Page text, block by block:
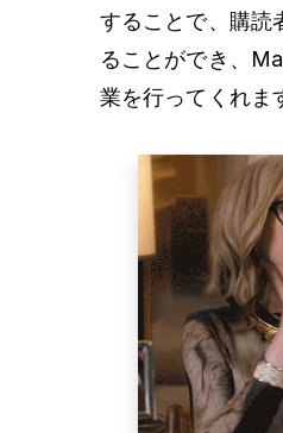
することで、購読
ることができ、
業を行ってくれま